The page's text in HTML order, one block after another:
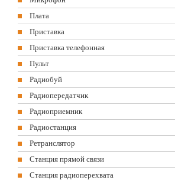
Плата
Приставка
Приставка телефонная
Пульт
Радиобуй
Радиопередатчик
Радиоприемник
Радиостанция
Ретранслятор
Станция прямой связи
Станция радиоперехвата